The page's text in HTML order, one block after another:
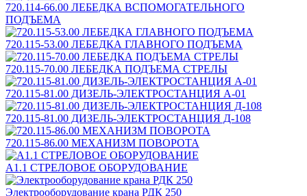
720.114-66.00 ЛЕБЕДКА ВСПОМОГАТЕЛЬНОГО
ПОДЪЕМА
720.115-53.00 ЛЕБЕДКА ГЛАВНОГО ПОДЪЕМА
720.115-70.00 ЛЕБЕДКА ПОДЪЕМА СТРЕЛЫ
720.115-81.00 ДИЗЕЛЬ-ЭЛЕКТРОСТАНЦИЯ А-01
720.115-81.00 ДИЗЕЛЬ-ЭЛЕКТРОСТАНЦИЯ Д-108
720.115-86.00 МЕХАНИЗМ ПОВОРОТА
А1.1 СТРЕЛОВОЕ ОБОРУДОВАНИЕ
Электрооборудование крана РДК 250